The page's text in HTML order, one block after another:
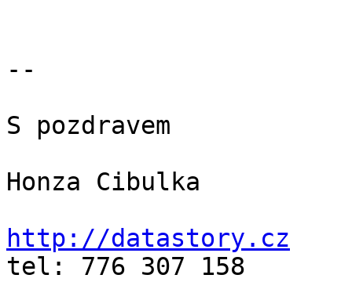
--
S pozdravem
Honza Cibulka
http://datastory.cz
tel: 776 307 158